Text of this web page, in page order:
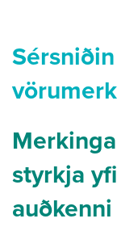
styrkja
auðkenni